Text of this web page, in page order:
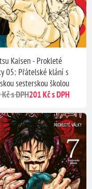
Kaisen - Prokleté
05: Přátelské klání s
sesterskou školou
s DPH201 Kč s DPH